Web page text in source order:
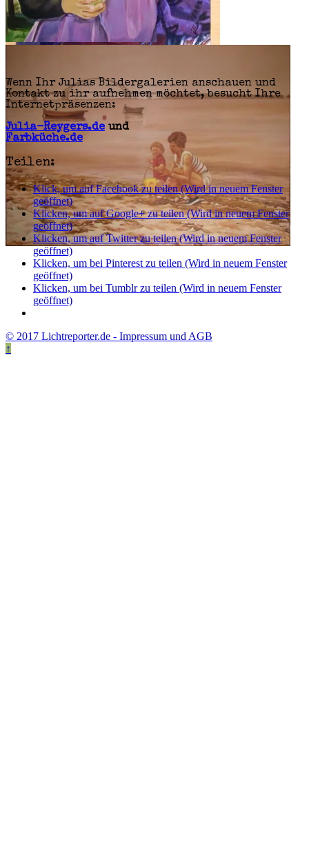
Wenn Ihr Julias Bildergalerien anschauen und
Kontakt zu ihr aufnehmen möchtet, besucht Ihre
Internetpräsenzen:
Julia-Reygers.de und
Farbküche.de
Teilen:
Klick, um auf Facebook zu teilen (Wird in neuem Fenster
geöffnet)
Klicken, um auf Google+ zu teilen (Wird in neuem Fenster
geöffnet)
Klicken, um auf Twitter zu teilen (Wird in neuem Fenster
geöffnet)
Klicken, um bei Pinterest zu teilen (Wird in neuem Fenster
geöffnet)
Klicken, um bei Tumblr zu teilen (Wird in neuem Fenster
geöffnet)
© 2017 Lichtreporter.de - Impressum und AGB
↑